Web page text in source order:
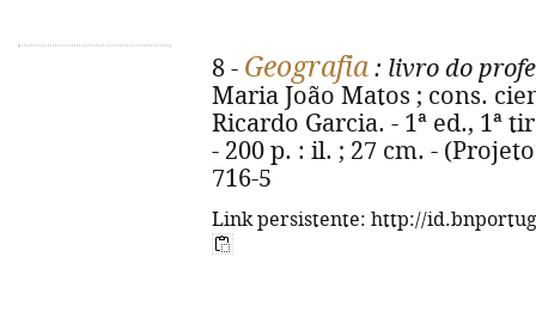
8 - Geografia : livro do
Maria João Matos ; cons.
Ricardo Garcia. - 1ª ed., 1ª
- 200 p. : il. ; 27 cm. -
716-5
Link persistente: http://